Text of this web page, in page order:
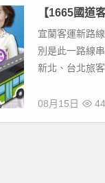
【1665國道
宜蘭客運新路
別是此一路線
新北、台北旅
08月15日